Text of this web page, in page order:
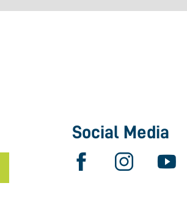
Social Media